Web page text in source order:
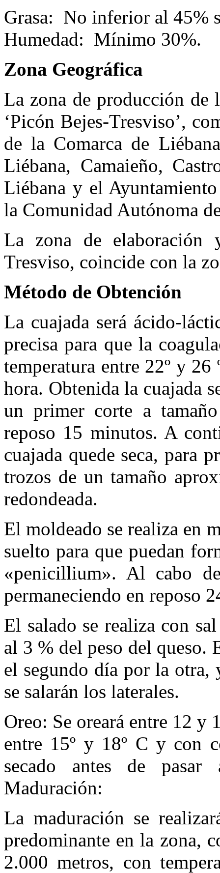
Grasa: No inferior al 45%
Humedad: Mínimo 30%.
Zona Geográfica
La zona de producción de
‘Picón Bejes-Tresviso’,
de la Comarca de
Liébana, Camaieño,
Liébana y el
la Comunidad Autónoma
La zona de elaboración
Tresviso, coincide con la
Método de Obtención
La cuajada será ácido-
precisa para que la
temperatura entre 22º y
hora. Obtenida la cuajada
un primer corte a
reposo 15 minutos. A
cuajada quede seca, para
trozos de un tamaño
redondeada.
El moldeado se realiza en
suelto para que puedan
«penicillium». Al cabo
permaneciendo en reposo
El salado se realiza con
al 3 % del peso del queso.
el segundo día por la
se salarán los laterales.
Oreo: Se oreará entre 12 y
entre 15º y 18º C y con
secado antes de
Maduración:
La maduración se
predominante en la zona,
2.000 metros, con